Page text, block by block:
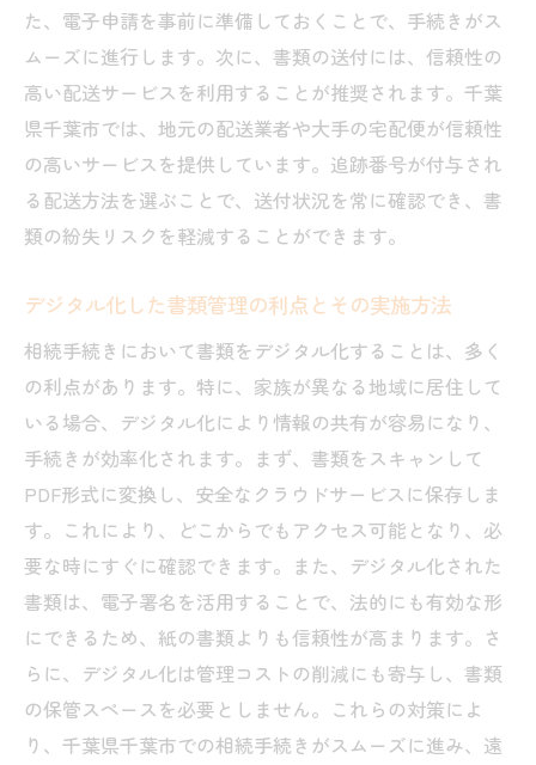
た、電子申請を事前に準備しておくことで、手続きがス
ムーズに進行します。次に、書類の送付には、信頼性の
高い配送サービスを利用することが推奨されます。千葉
県千葉市では、地元の配送業者や大手の宅配便が信頼性
の高いサービスを提供しています。追跡番号が付与され
る配送方法を選ぶことで、送付状況を常に確認でき、書
類の紛失リスクを軽減することができます。
デジタル化した書類管理の利点とその実施方法
相続手続きにおいて書類をデジタル化することは、多く
の利点があります。特に、家族が異なる地域に居住して
いる場合、デジタル化により情報の共有が容易になり、
手続きが効率化されます。まず、書類をスキャンして
PDF形式に変換し、安全なクラウドサービスに保存しま
す。これにより、どこからでもアクセス可能となり、必
要な時にすぐに確認できます。また、デジタル化された
書類は、電子署名を活用することで、法的にも有効な形
にできるため、紙の書類よりも信頼性が高まります。さ
らに、デジタル化は管理コストの削減にも寄与し、書類
の保管スペースを必要としません。これらの対策によ
り、千葉県千葉市での相続手続きがスムーズに進み、遠